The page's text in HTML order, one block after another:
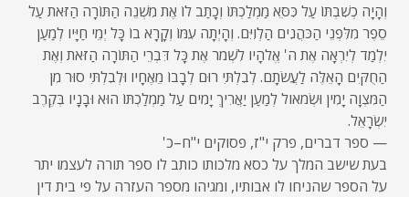
וְהָיָה כְשִׁבְתּוֹ עַל כִּסֵּא מַמְלַכְתּוֹ וְכָתַב לוֹ אֶת מִשְׁנֵה הַתּוֹרָה הַזֹּאת עַל
סֵפֶר מִלִּפְנֵי הַכֹּהֲנִים הַלְוִיִּם. וְהָיְתָה עִמּוֹ וְקָרָא בוֹ כָּל יְמֵי חַיָּיו לְמַעַן
יִלְמַד לְיִרְאָה אֶת ה' אֱלֹהָיו לִשְׁמֹר אֶת כָּל דִּבְרֵי הַתּוֹרָה הַזֹּאת וְאֶת
הַחֻקִּים הָאֵלֶּה לַעֲשֹׂתָם. לְבִלְתִּי רוּם לְבָבוֹ מֵאֶחָיו וּלְבִלְתִּי סוּר מִן
הַמִּצְוָה יָמִין וּשְׂמֹאול לְמַעַן יַאֲרִיךְ יָמִים עַל מַמְלַכְתּוֹ הוּא וּבָנָיו בְּקֶרֶב
יִשְׂרָאֵל.
— ספר דברים, פרק י"ז, פסוקים י"ח–כ'
בעת שישב המלך על כסא מלכותו כותב לו ספר תורה לעצמו יתר
על הספר שהניחו לו אבותיו, ומגיהו מספר העזרה על פי בית דין